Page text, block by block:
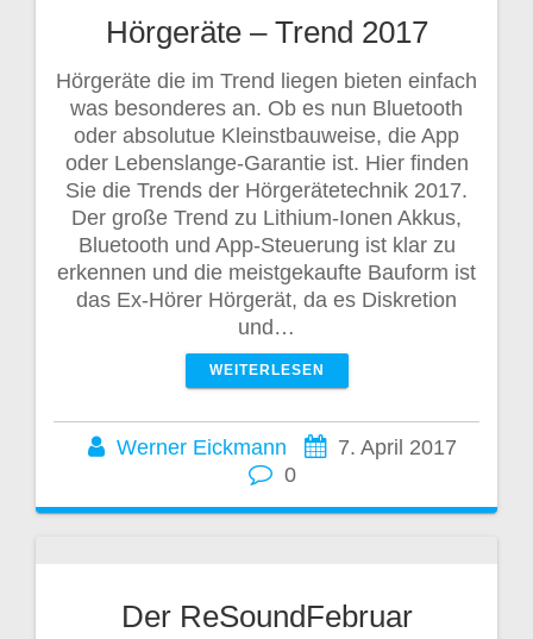
Hörgeräte – Trend 2017
Hörgeräte die im Trend liegen bieten einfach
was besonderes an. Ob es nun Bluetooth
oder absolutue Kleinstbauweise, die App
oder Lebenslange-Garantie ist. Hier finden
Sie die Trends der Hörgerätetechnik 2017.
Der große Trend zu Lithium-Ionen Akkus,
Bluetooth und App-Steuerung ist klar zu
erkennen und die meistgekaufte Bauform ist
das Ex-Hörer Hörgerät, da es Diskretion
und…
WEITERLESEN
Werner Eickmann
7. April 2017
0
Der ReSoundFebruar